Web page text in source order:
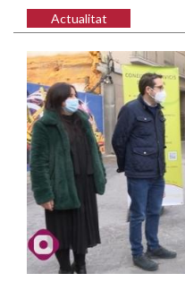
Actualitat